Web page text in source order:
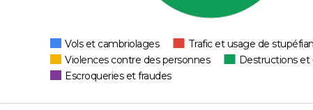
Vols et cambriolages
Trafic et usage de
Violences contre des personnes
Destructions et
Escroqueries et fraudes